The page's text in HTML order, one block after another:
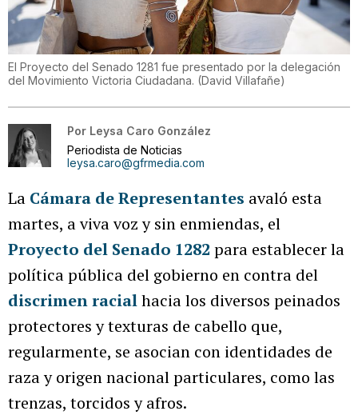
El Proyecto del Senado 1281 fue presentado por la delegación
del Movimiento Victoria Ciudadana. (David Villafañe)
Por Leysa Caro González
Periodista de Noticias
leysa.caro@gfrmedia.com
La Cámara de Representantes avaló esta
martes, a viva voz y sin enmiendas, el
Proyecto del Senado 1282 para establecer la
política pública del gobierno en contra del
discrimen racialhacia los diversos peinados
protectores y texturas de cabello que,
regularmente, se asocian con identidades de
raza y origen nacional particulares, como las
trenzas, torcidos y afros.